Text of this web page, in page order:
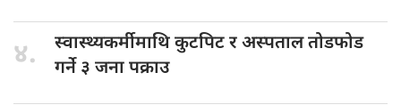
४. स्वास्थ्यकर्मीमाथि कुटपिटर अस्पताल तोडफोड
गर्ने ३ जना पक्राउ